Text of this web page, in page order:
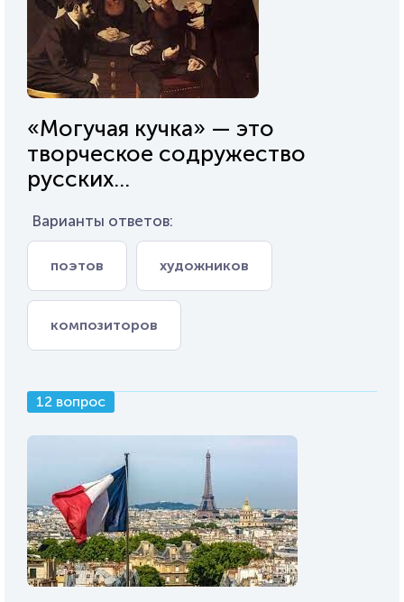
«Могучая кучка» — это
творческое содружество
русских...
Варианты ответов:
поэтов художников
композиторов
12 вопрос